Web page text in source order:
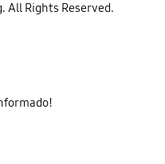
All Rights Reserved.